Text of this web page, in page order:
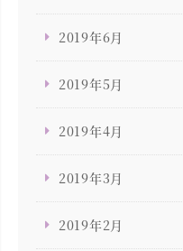
2019年6月
2019年5月
2019年4月
2019年3月
2019年2月